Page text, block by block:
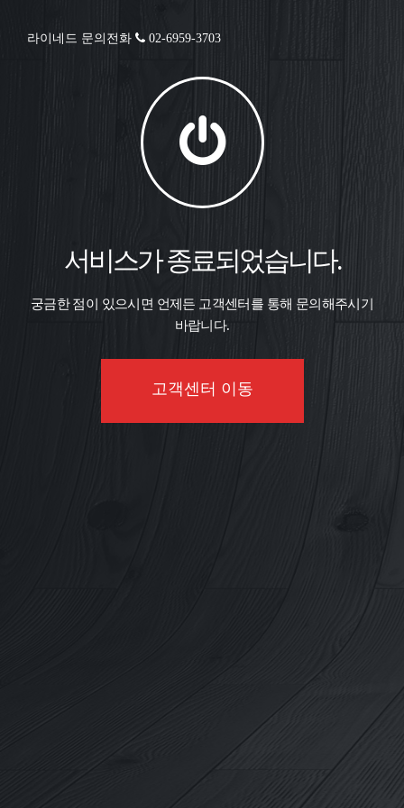
라이네드 문의전화 02-6959-3703
서비스가 종료되었습니다.
궁금한 점이 있으시면 언제든 고객센터를 통해 문의해주시기
바랍니다.
고객센터 이동